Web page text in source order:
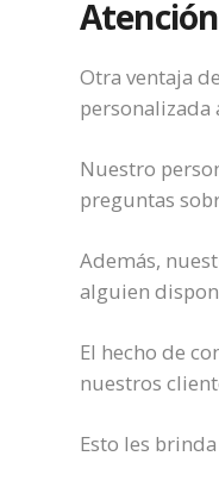
Otra ventaja
personalizada
Nuestro
preguntas
Además,
alguien
El hecho de
nuestros
Esto les